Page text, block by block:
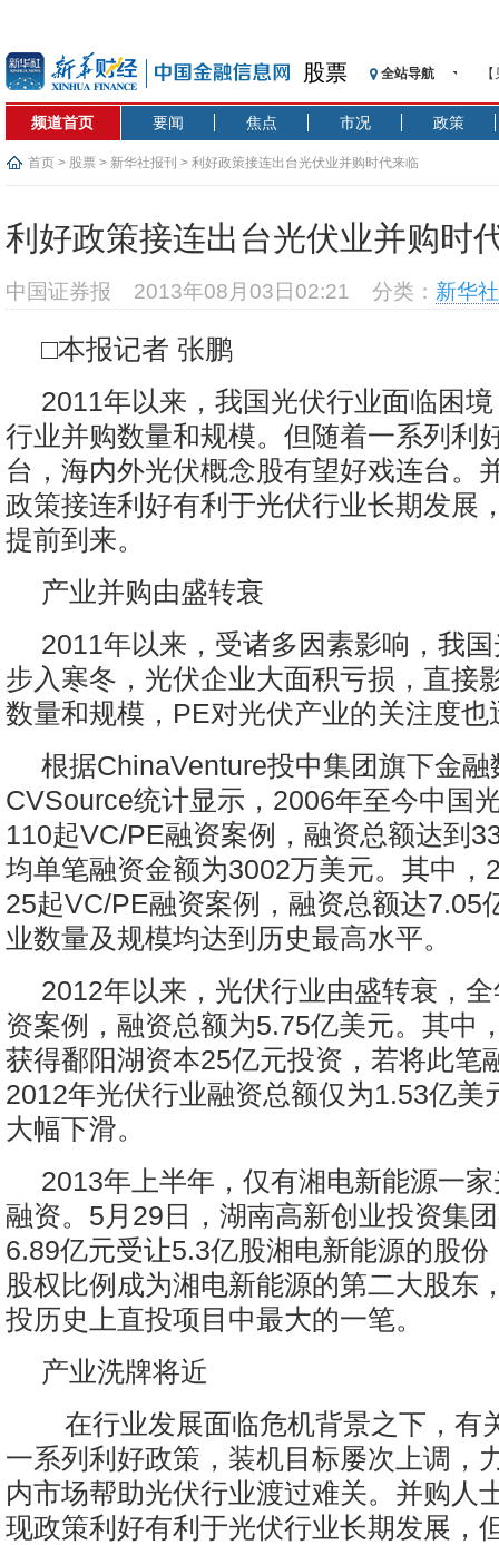
股票 全站导航
记
沥
频道首页 要闻 焦点 市况 政策
首页 > 股票 > 新华社报刊 > 利好政策接连出台光伏业并购时代来临
利好政策接连出台光伏业并购时
中国证券报 2013年08月03日02:21 分类： 新华
□本报记者 张鹏
2011年以来，我国光伏行业面临困
行业并购数量和规模。但随着一系列利
台，海内外光伏概念股有望好戏连台。
政策接连利好有利于光伏行业长期发展
提前到来。
产业并购由盛转衰
2011年以来，受诸多因素影响，我
步入寒冬，光伏企业大面积亏损，直接
数量和规模，PE对光伏产业的关注度也
根据ChinaVenture投中集团旗下金融
CVSource统计显示，2006年至今中国
110起VC/PE融资案例，融资总额达到
均单笔融资金额为3002万美元。其中，
25起VC/PE融资案例，融资总额达7.05
业数量及规模均达到历史最高水平。
2012年以来，光伏行业由盛转衰，
资案例，融资总额为5.75亿美元。其中
获得鄱阳湖资本25亿元投资，若将此笔
2012年光伏行业融资总额仅为1.53亿美
大幅下滑。
2013年上半年，仅有湘电新能源一
融资。5月29日，湖南高新创业投资集
6.89亿元受让5.3亿股湘电新能源的股份
股权比例成为湘电新能源的第二大股东
投历史上直投项目中最大的一笔。
产业洗牌将近
在行业发展面临危机背景之下，有
一系列利好政策，装机目标屡次上调，
内市场帮助光伏行业渡过难关。并购人
现政策利好有利于光伏行业长期发展，